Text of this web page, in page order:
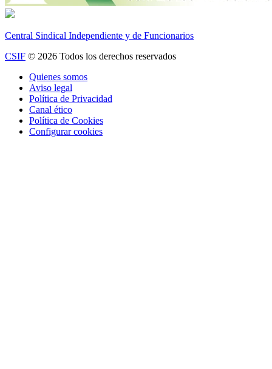
Central Sindical Independiente y de Funcionarios
CSIF © 2026 Todos los derechos reservados
Quienes somos
Aviso legal
Política de Privacidad
Canal ético
Política de Cookies
Configurar cookies